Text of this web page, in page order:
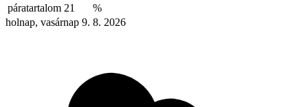
páratartalom 21
%
holnap, vasárnap 9. 8. 2026